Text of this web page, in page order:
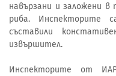
навързани и заложени
риба. Инспекторите
съставили
извършител.
Инспекторите от